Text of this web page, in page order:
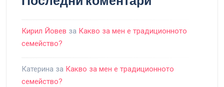
Кирил Йовев за Какво за мен е традиционното
семейство?
Катерина за Какво за мен е традиционното
семейство?